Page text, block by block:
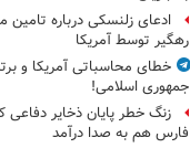
ادعای زلنسکی درباره
رهگیر توسط آمریکا
خطای محاسباتی آمریکا و
جمهوری اسلامی!
زنگ خطر پایان ذخایر
فارس هم به صدا درآمد